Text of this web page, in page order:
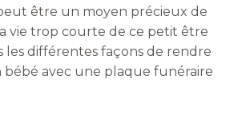
être un moyen précieux de
vie trop courte de ce petit être
les différentes façons de rendre
bébé avec une plaque funéraire